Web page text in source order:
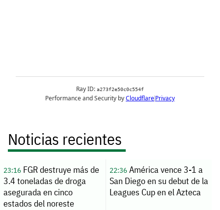
Noticias recientes
23:16FGR destruye más de
3.4 toneladas de droga
asegurada en cinco
estados del noreste
22:36América vence 3-1 a
San Diego en su debut de la
Leagues Cup en el Azteca